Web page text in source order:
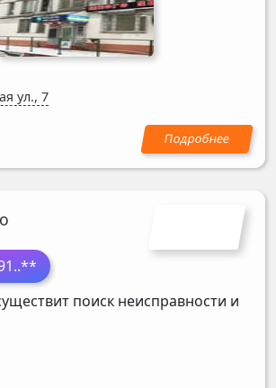
ул., 7
..**
поиск неисправности и